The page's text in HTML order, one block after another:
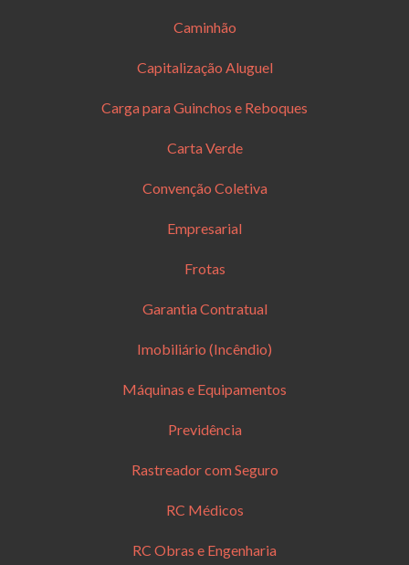
Caminhão
Capitalização Aluguel
Carga para Guinchos e Reboques
Carta Verde
Convenção Coletiva
Empresarial
Frotas
Garantia Contratual
Imobiliário (Incêndio)
Máquinas e Equipamentos
Previdência
Rastreador com Seguro
RC Médicos
RC Obras e Engenharia